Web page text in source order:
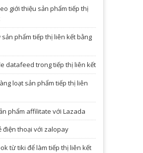
giới thiệu sản phẩm tiếp thị
sản phẩm tiếp thị liên kết bằng
datafeed trong tiếp thị liên kết
loạt sản phẩm tiếp thị liên
phẩm affilitate với Lazada
điện thoại với zalopay
từ tiki để làm tiếp thị liên kết